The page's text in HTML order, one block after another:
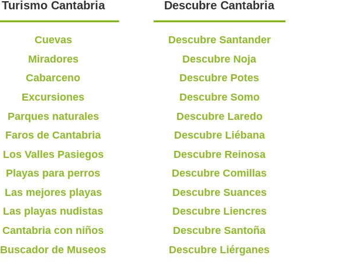
Turismo Cantabria
Cuevas
Miradores
Cabarceno
Excursiones
Parques naturales
Faros de Cantabria
Los Valles Pasiegos
Playas para perros
Las mejores playas
Las playas nudistas
Cantabria con niños
Buscador de Museos
Descubre Cantabria
Descubre Santander
Descubre Noja
Descubre Potes
Descubre Somo
Descubre Laredo
Descubre Liébana
Descubre Reinosa
Descubre Comillas
Descubre Suances
Descubre Liencres
Descubre Santoña
Descubre Liérganes